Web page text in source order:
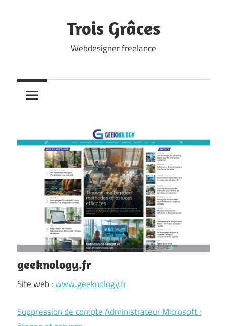
Trois Grâces
Webdesigner freelance
geeknology.fr
Site web :www.geeknology.fr
Suppression de compte Administrateur Microsoft :